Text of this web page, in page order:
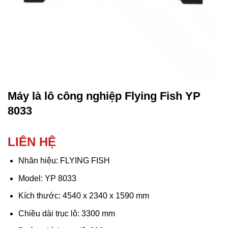
Máy là lô công nghiệp Flying Fish YP
8033
LIÊN HỆ
Nhãn hiệu: FLYING FISH
Model: YP 8033
Kích thước: 4540 x 2340 x 1590 mm
Chiều dài trục lô: 3300 mm